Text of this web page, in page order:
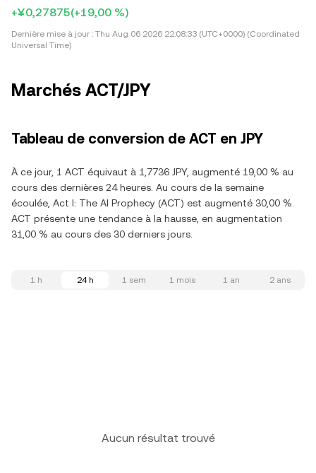
+¥0,27875(+19,00 %)
Dernière mise à jour : Thu Aug 06 2026 22:08:33 (UTC+0000) (Coordinated
Universal Time)
Marchés ACT/JPY
Tableau de conversion de ACT en JPY
À ce jour, 1 ACT équivaut à 1,7736 JPY, augmenté 19,00 % au
cours des dernières 24 heures. Au cours de la semaine
écoulée, Act I: The AI Prophecy (ACT) est augmenté 30,00 %.
ACT présente une tendance à la hausse, en augmentation
31,00 % au cours des 30 derniers jours.
1 h 24 h 1 sem 1 mois 1 an 2 ans
Aucun résultat trouvé